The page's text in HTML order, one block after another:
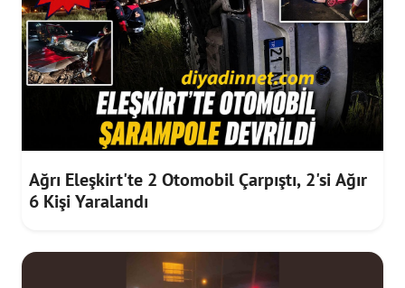
Ağrı Eleşkirt'te 2 Otomobil Çarpıştı, 2'si Ağır
6 Kişi Yaralandı